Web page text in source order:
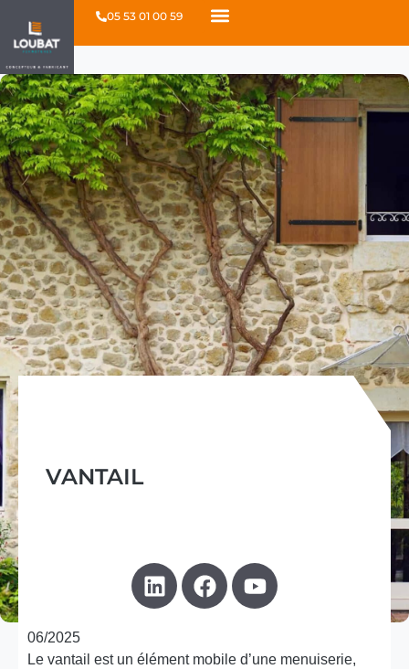
05 53 01 00 59
VANTAIL
06/2025
Le vantail est un élément mobile d’une menuiserie,